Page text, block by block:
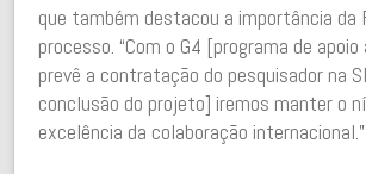
que também destacou a importância da
processo. “Com o G4 [programa de apoio
prevê a contratação do pesquisador na
conclusão do projeto] iremos manter o
excelência da colaboração internacional.”